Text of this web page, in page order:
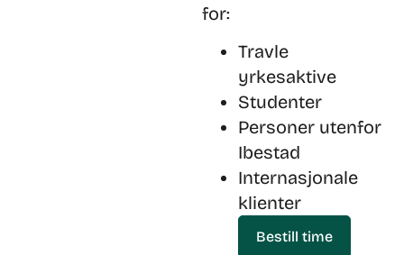
for:
Travle
yrkesaktive
Studenter
Personer utenfor
Ibestad
Internasjonale
klienter
Bestill time